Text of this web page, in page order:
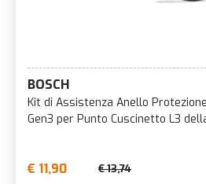
BOSCH
Kit di Assistenza Anello
Gen3 per Punto Cuscinetto L3
€ 11,90 € 13,74